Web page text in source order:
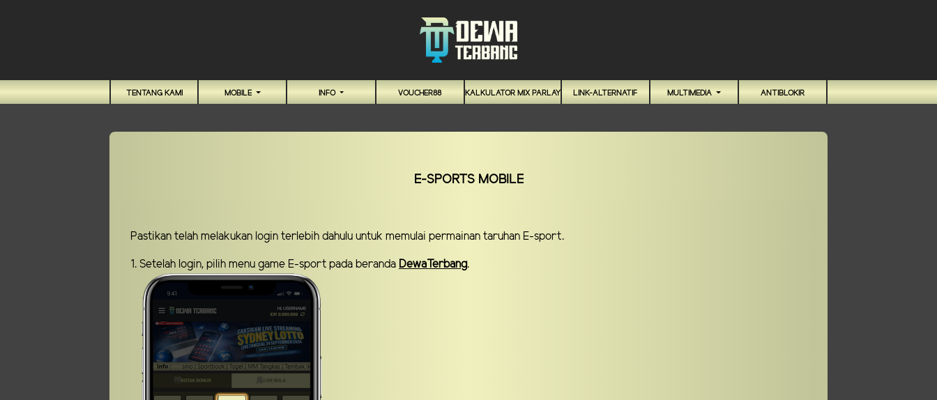
TENTANG KAMI MOBILE INFO VOUCHER88 KALKULATOR MIX PARLAY LINK-ALTERNATIF MULTIMEDIA ANTIBLOKIR
E-SPORTS MOBILE
Pastikan telah melakukan login terlebih dahulu untuk memulai permainan taruhan E-sport.
1. Setelah login, pilih menu game E-sport pada beranda DewaTerbang.